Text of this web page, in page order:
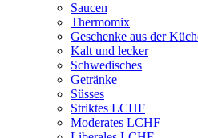
Saucen
Thermomix
Geschenke aus der
Kalt und lecker
Schwedisches
Getränke
Süsses
Striktes LCHF
Moderates LCHF